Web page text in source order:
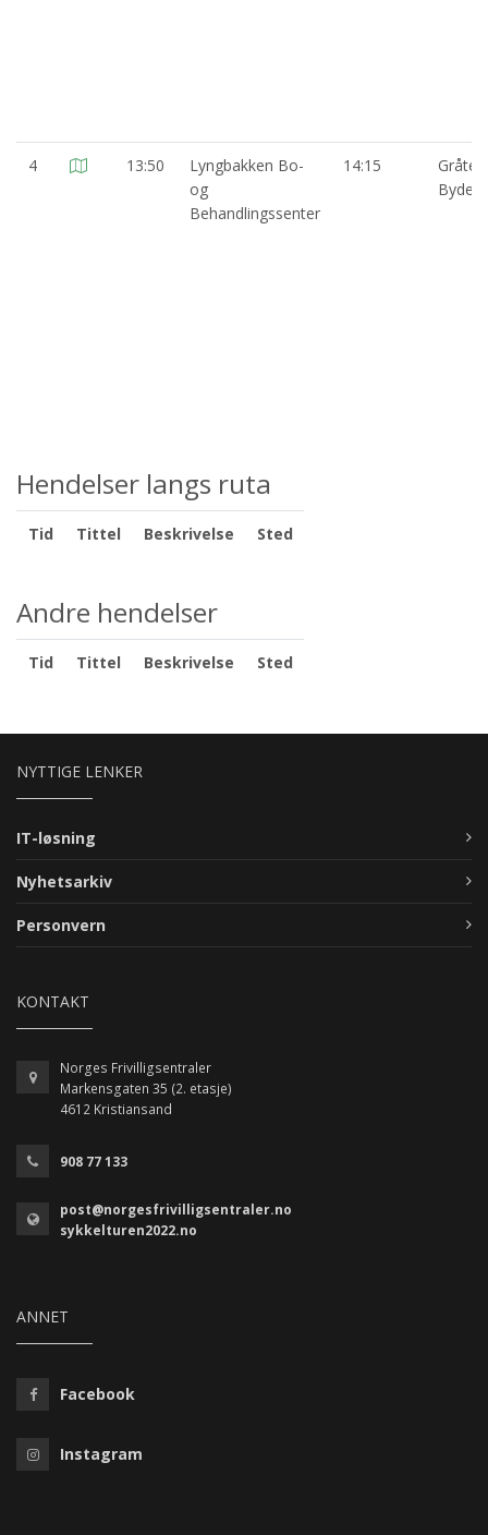
4 13:50
Lyngbakken Bo-
og
Behandlingssenter
14:15
Hendelser langs ruta
Tid Tittel Beskrivelse Sted
Andre hendelser
Tid Tittel Beskrivelse Sted
NYTTIGE LENKER
IT-løsning
Nyhetsarkiv
Personvern
KONTAKT
Norges Frivilligsentraler
Markensgaten 35 (2. etasje)
4612 Kristiansand
908 77 133
post@norgesfrivilligsentraler.no
sykkelturen2022.no
ANNET
Facebook
Instagram